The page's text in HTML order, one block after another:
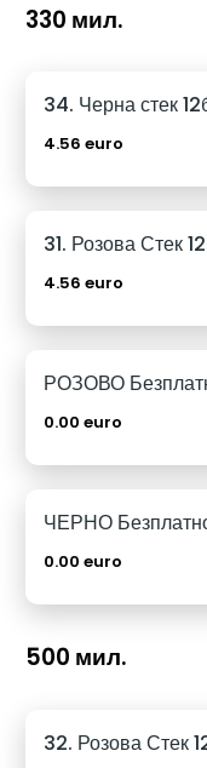
330 мил.
34. Черна стек
4.56 euro
31. Розова Стек
4.56 euro
РОЗОВО
0.00 euro
ЧЕРНО
0.00 euro
500 мил.
32. Розова Стек